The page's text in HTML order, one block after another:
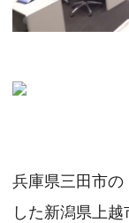
兵庫県三田市
した新潟県上